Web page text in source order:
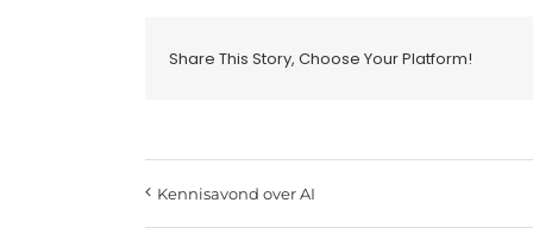
Share This Story, Choose Your Platform!
Kennisavond over AI